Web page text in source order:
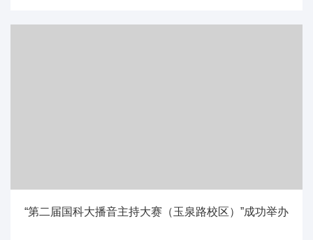
“第二届国科大播音主持大赛（玉泉路校区）”成功举办